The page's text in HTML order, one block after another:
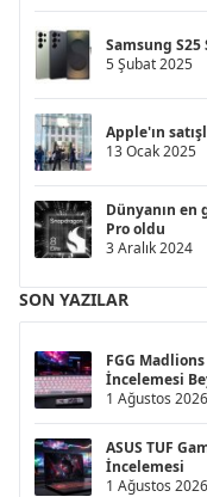
Samsung S25
5 Şubat 2025
Apple'ın
13 Ocak 2025
Dünyanın en
Pro oldu
3 Aralık 2024
SON YAZILAR
FGG
İncelemesi
1 Ağustos 2026
ASUS TUF
İncelemesi
1 Ağustos 2026